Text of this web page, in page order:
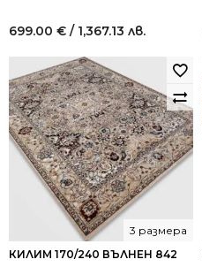
699.00 € / 1,367.13 лв.
КИЛИМ 170/240 ВЪЛНЕН 842
3 размера